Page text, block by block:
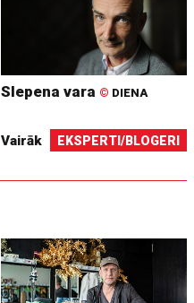
Slepena vara © DIENA
Vairāk EKSPERTI/BLOGERI